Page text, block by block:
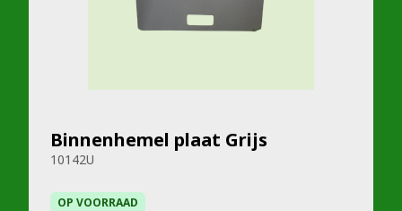
Binnenhemel plaat Grijs
10142U
OP VOORRAAD